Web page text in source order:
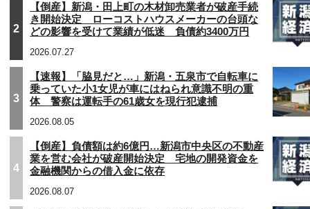
2
【倒産】新潟・田上町の木材卸売業者が破産手続
き開始決定 ローコストハウスメーカーの台頭な
どの影響を受けて業績が低迷 負債約3400万円
2026.07.27
3
【速報】「脇見だと…」新潟・五泉市で自転車に
乗っていた小1女児が車にはねられ意識不明の重
体 警察は運転手の61歳女を現行犯逮捕
2026.08.05
4
【倒産】負債額は約6億円…新潟市中央区の不動産
業を営む会社が破産開始決定 宅地の開発資金を
金融機関からの借入金に依存
2026.08.07